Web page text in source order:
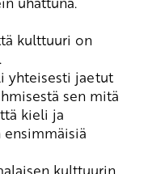
kulttuuri on
yhteisesti jaetut
sen mitä
kieli ja
kulttuurin